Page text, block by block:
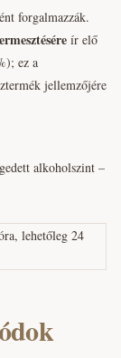
forgalmazzák.
ír elő
ez a
jellemzőjére
alkoholszint –
lehetőleg 24